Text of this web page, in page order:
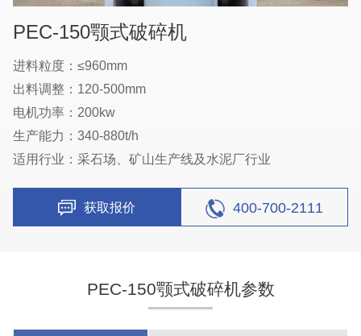
PEC-150颚式破碎机
进料粒度：≤960mm
出料调整：120-500mm
电机功率：200kw
生产能力：340-880t/h
适用行业：采石场、矿山生产线及水泥厂行业
获取报价 400-700-2111
PEC-150颚式破碎机参数